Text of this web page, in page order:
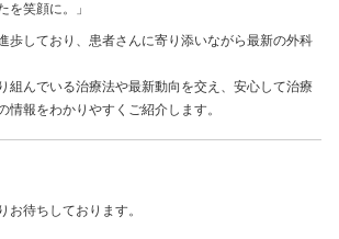
を笑顔に。」
歩しており、患者さんに寄り添いながら最新の外科
組んでいる治療法や最新動向を交え、安心して治療
情報をわかりやすくご紹介します。
お待ちしております。